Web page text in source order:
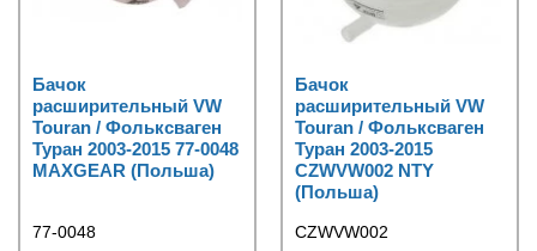
Бачок
расширительный VW
Touran / Фольксваген
Туран 2003-2015 77-0048
MAXGEAR (Польша)
77-0048
Бачок
расширительный VW
Touran / Фольксваген
Туран 2003-2015
CZWVW002 NTY
(Польша)
CZWVW002